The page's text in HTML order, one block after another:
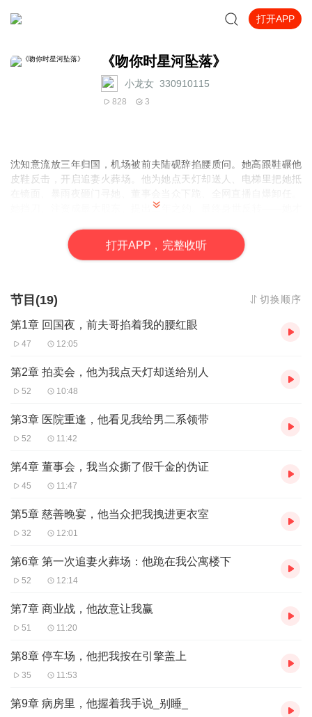
打开APP
《吻你时星河坠落》
小龙女_330910115
828 3
沈知意流放三年归国，机场被前夫陆砚辞掐腰质问。她高跟鞋碾他
皮鞋反击，开启追妻火葬场。他为她点天灯却送人、电梯里把她抵
她挡刀、注资成最大股东、提出三年之约。最终身世反转——她才
子，她甘愿被困。追妻火葬场，彻底通关。
打开APP，完整收听
节目(19) 切换顺序
第1章 回国夜，前夫哥掐着我的腰红眼
47 12:05
第2章 拍卖会，他为我点天灯却送给别人
52 10:48
第3章 医院重逢，他看见我给男二系领带
52 11:42
第4章 董事会，我当众撕了假千金的伪证
45 11:47
第5章 慈善晚宴，他当众把我拽进更衣室
32 12:01
第6章 第一次追妻火葬场：他跪在我公寓楼下
52 12:14
第7章 商业战，他故意让我赢
51 11:20
第8章 停车场，他把我按在引擎盖上
35 11:53
第9章 病房里，他握着我手说_别睡_